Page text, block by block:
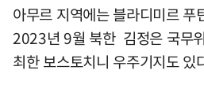
아무르 지역에는 블라디미르 푸
2023년 9월 북한 김정은 국무
최한 보스토치니 우주기지도 있